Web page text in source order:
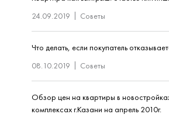
24.09.2019
Советы
Что делать, если покупатель
08.10.2019
Советы
Обзор цен на квартиры в
комплексах г.Казани на апрель 2010г.